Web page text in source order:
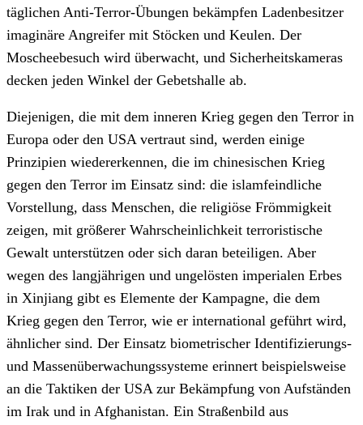
täglichen Anti-Terror-Übungen bekämpfen Ladenbesitzer
imaginäre Angreifer mit Stöcken und Keulen. Der
Moscheebesuch wird überwacht, und Sicherheitskameras
decken jeden Winkel der Gebetshalle ab.
Diejenigen, die mit dem inneren Krieg gegen den Terror in
Europa oder den USA vertraut sind, werden einige
Prinzipien wiedererkennen, die im chinesischen Krieg
gegen den Terror im Einsatz sind: die islamfeindliche
Vorstellung, dass Menschen, die religiöse Frömmigkeit
zeigen, mit größerer Wahrscheinlichkeit terroristische
Gewalt unterstützen oder sich daran beteiligen. Aber
wegen des langjährigen und ungelösten imperialen Erbes
in Xinjiang gibt es Elemente der Kampagne, die dem
Krieg gegen den Terror, wie er international geführt wird,
ähnlicher sind. Der Einsatz biometrischer Identifizierungs-
und Massenüberwachungssysteme erinnert beispielsweise
an die Taktiken der USA zur Bekämpfung von Aufständen
im Irak und in Afghanistan. Ein Straßenbild aus